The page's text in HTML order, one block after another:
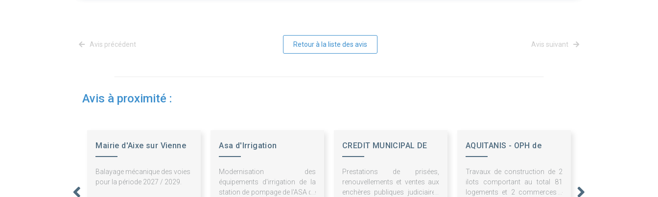
Avis précédent Retour à la liste des avis Avis suivant
Avis à proximité :
Mairie d'Aixe sur Vienne
Balayage mécanique des voies
pour la période 2027 / 2029.
Asa d'Irrigation
Modernisation des
équipements d'irrigation de la
station de pompage de l'ASA de
CREDIT MUNICIPAL DE
Prestations de prisées,
renouvellements et ventes aux
enchères publiques judiciaires
AQUITANIS - OPH de
Travaux de construction de 2
ilots comportant au total 81
logements et 2 commerces -